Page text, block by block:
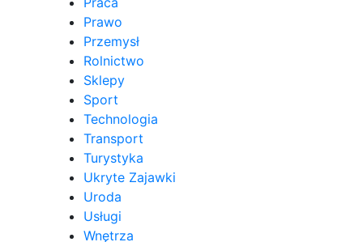
Prawo
Przemysł
Rolnictwo
Sklepy
Sport
Technologia
Transport
Turystyka
Ukryte Zajawki
Uroda
Usługi
Wnętrza